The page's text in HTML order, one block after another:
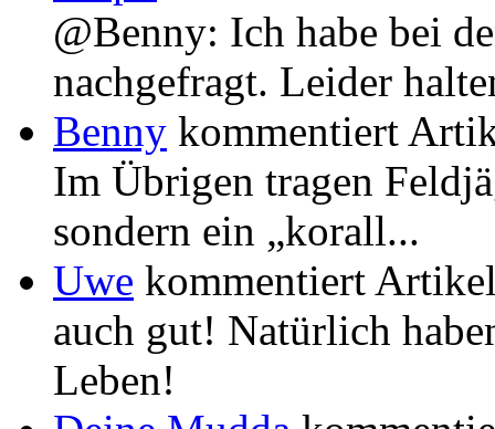
@Benny: Ich habe bei
nachgefragt. Leider
Benny kommentiert
Im Übrigen tragen
sondern ein „korall...
Uwe kommentiert
auch gut! Natürlich
Leben!